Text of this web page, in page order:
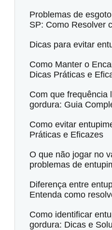
Problemas de
SP: Como Resolver
Dicas para evitar
Como Manter o
Dicas Práticas e
Com que frequência
gordura: Guia
Como evitar
Práticas e Eficazes
O que não jogar no
problemas de
Diferença entre
Entenda como
Como identificar
gordura: Dicas e